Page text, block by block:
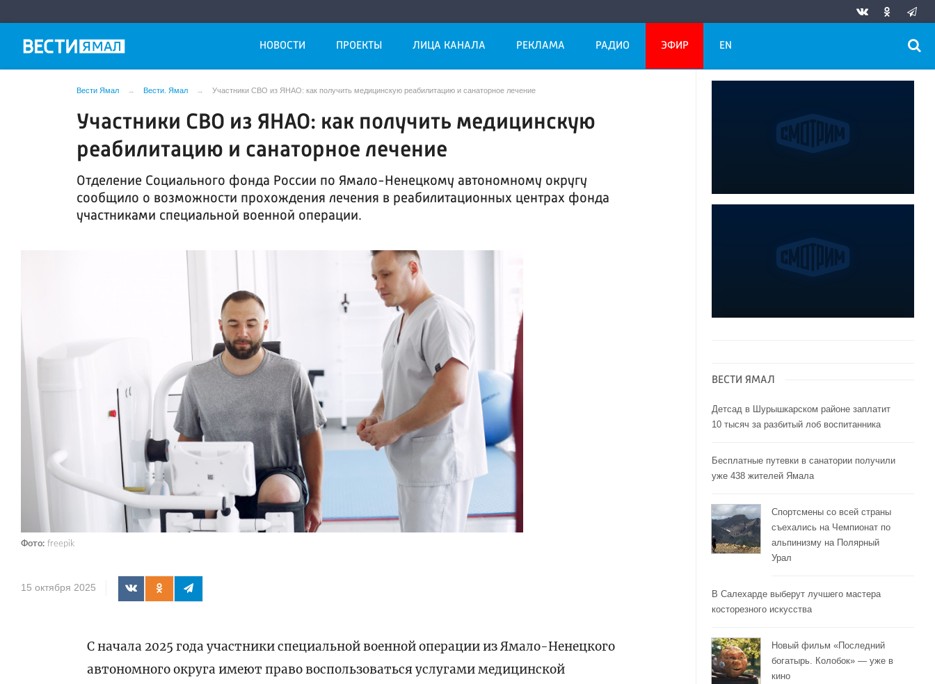
НОВОСТИ ПРОЕКТЫ ЛИЦА КАНАЛА РЕКЛАМА РАДИО ЭФИР EN
Вести Ямал Вести. Ямал Участники СВО из ЯНАО: как получить медицинскую реабилитацию и санаторное лечение
Участники СВО из ЯНАО: как получить медицинскую
реабилитацию и санаторное лечение
Отделение Социального фонда России по Ямало-Ненецкому автономному округу
сообщило о возможности прохождения лечения в реабилитационных центрах фонда
участниками специальной военной операции.
Фото: freepik
15 октября 2025
С начала 2025 года участники специальной военной операции из Ямало-Ненецкого
автономного округа имеют право воспользоваться услугами медицинской
ВЕСТИ ЯМАЛ
Детсад в Шурышкарском районе заплатит
10 тысяч за разбитый лоб воспитанника
Бесплатные путевки в санатории получили
уже 438 жителей Ямала
Спортсмены со всей страны
съехались на Чемпионат по
альпинизму на Полярный
Урал
В Салехарде выберут лучшего мастера
косторезного искусства
Новый фильм «Последний
богатырь. Колобок» — уже в
кино